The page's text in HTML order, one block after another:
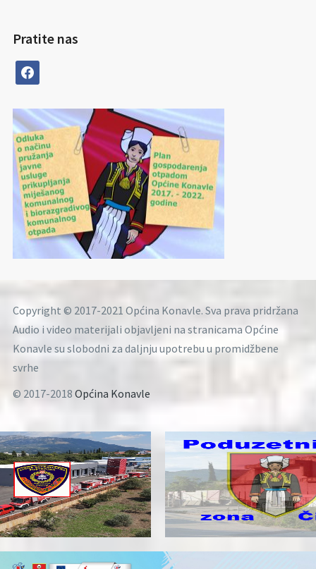
Pratite nas
facebook
Copyright © 2017-2021 Općina Konavle. Sva prava pridržana
Audio i video materijali objavljeni na stranicama Općine
Konavle su slobodni za daljnju upotrebu u promidžbene
svrhe
© 2017-2018 Općina Konavle